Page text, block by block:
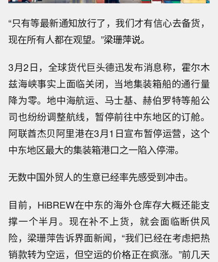
“只有等最新通知放行了，我们才有信心去备货，
现在所有人都在观望。”梁珊萍说。
3月2日，全球货代巨头德迅发布消息称，霍尔木
兹海峡事实上面临关闭，当地集装箱船的通行量
降为零。地中海航运、马士基、赫伯罗特等船公
司也纷纷调整航线，暂停前往中东地区的订舱。
阿联酋杰贝阿里港在3月1日宣布暂停运营，这个
中东地区最大的集装箱港口之一陷入停滞。
无数中国外贸人的生意已经率先感受到冲击。
目前，HiBREW在中东的海外仓库存大概还能支
撑一个半月。现在补不上货，就会面临断供风
险，梁珊萍告诉界面新闻，“我们已经在考虑把热
销款转为空运，但空运的价格正在疯涨。”前几天